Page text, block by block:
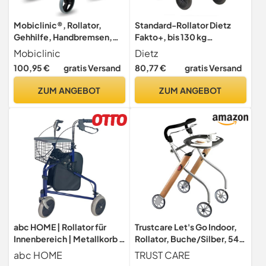
Mobiclinic®, Rollator,
Gehhilfe, Handbremsen,
Abnehmbare tasche,
Sitzfläche und rückenlehne,
Stockhalter,
leicht, 4 räder, Blau, Trajano
Mobiclinic
100,95 € gratis Versand
ZUM ANGEBOT
Standard-Rollator Dietz
Fakto+, bis 130 kg
belastbar, klappbar
Dietz
80,77 € gratis Versand
ZUM ANGEBOT
abc HOME | Rollator für
Innenbereich | Metallkorb |
Tasche | klappbar |
verstellbare Höhe (Blau)
abc HOME
Trustcare Let's Go Indoor,
Rollator, Buche/Silber, 54
cm
TRUST CARE